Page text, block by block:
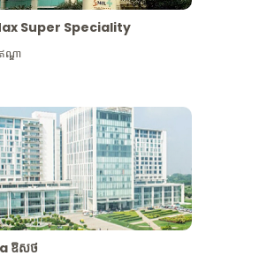
Max Super Speciality
ណ្ឌា
ឱសថ